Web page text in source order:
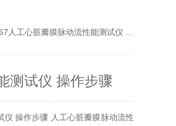
工心脏瓣膜脉动流性能测试仪 操作步骤
测试仪 操作步骤
操作步骤 人工心脏瓣膜脉动流性